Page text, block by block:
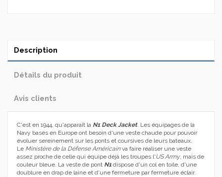
Description
Détails du produit
Avis clients
C'est en 1944, qu'apparaît la N1 Deck Jacket. Les équipages de la
Navy basés en Europe ont besoin d'une veste chaude pour pouvoir
évoluer sereinement sur les ponts et coursives de leurs bateaux.
Le Ministèrede la DéfenseAméricain va faire réaliser une veste
assez proche de celle qui équipe déjà les troupes l'US Army, mais de
couleur bleue. La veste de pont N1 dispose d'un col en toile, d'une
doublure en drap de laine et d'une fermeture par fermeture éclair.